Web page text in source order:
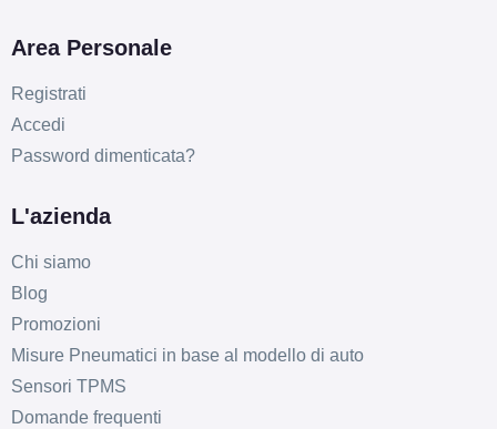
Area Personale
Registrati
Accedi
Password dimenticata?
L'azienda
Chi siamo
Blog
Promozioni
Misure Pneumatici in base al modello di auto
Sensori TPMS
Domande frequenti